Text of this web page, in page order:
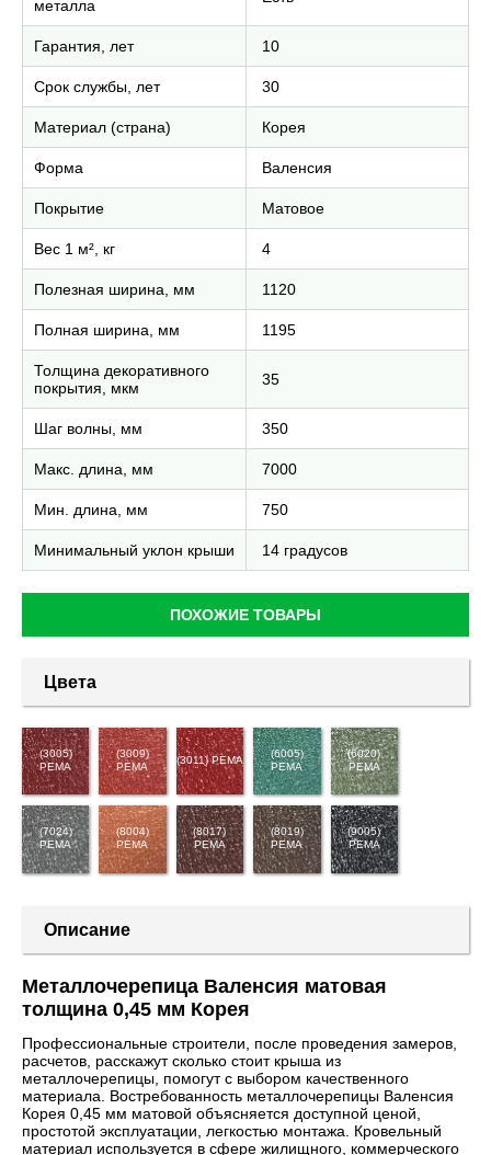
металла
Гарантия, лет 10
Срок службы, лет 30
Материал (страна) Корея
Форма Валенсия
Покрытие Матовое
Вес 1 м², кг 4
Полезная ширина, мм 1120
Полная ширина, мм 1195
Толщина декоративного
покрытия, мкм
35
Шаг волны, мм 350
Макс. длина, мм 7000
Мин. длина, мм 750
Минимальный уклон крыши 14 градусов
ПОХОЖИЕ ТОВАРЫ
Цвета
(3005)
PEMA
(3009)
PEMA
(3011) PEMA
(6005)
PEMA
(6020)
PEMA
(7024)
PEMA
(8004)
PEMA
(8017)
PEMA
(8019)
PEMA
(9005)
PEMA
Описание
Металлочерепица Валенсия матовая
толщина 0,45 мм Корея
Профессиональные строители, после проведения замеров,
расчетов, расскажут сколько стоит крыша из
металлочерепицы, помогут с выбором качественного
материала. Востребованность металлочерепицы Валенсия
Корея 0,45 мм матовой объясняется доступной ценой,
простотой эксплуатации, легкостью монтажа. Кровельный
материал используется в сфере жилищного, коммерческого